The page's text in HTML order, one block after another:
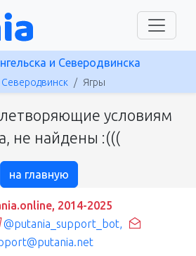
и Северодвинска
Северодвинск Ягры
условиям
не найдены :(((
на главную
2014-2025
@putania_support_bot,